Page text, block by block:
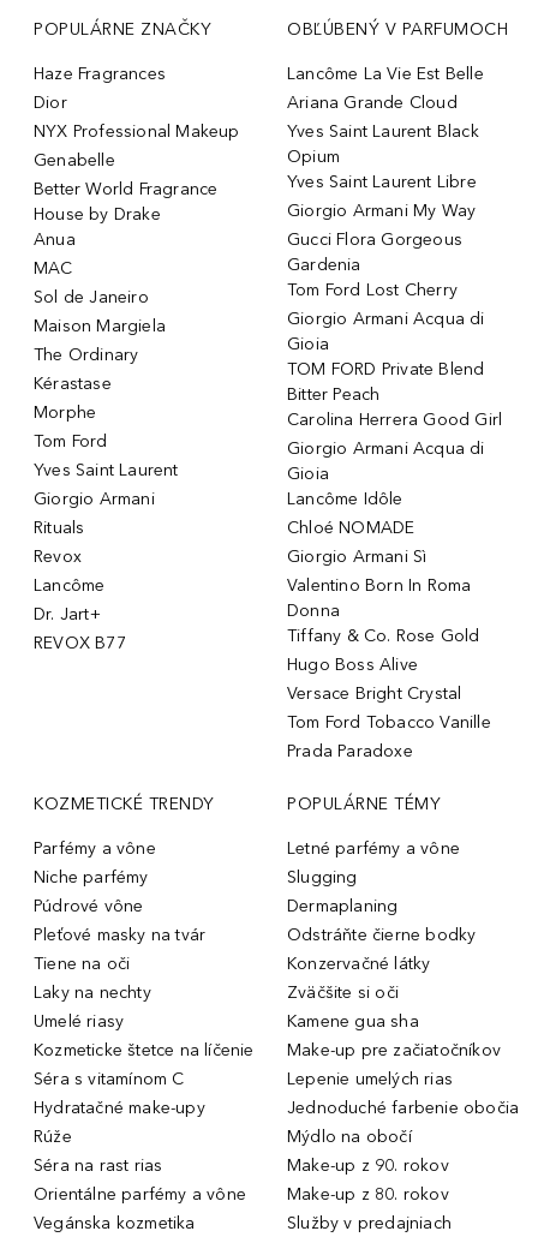
POPULÁRNE ZNAČKY
Haze Fragrances
Dior
NYX Professional Makeup
Genabelle
Better World Fragrance
House by Drake
Anua
MAC
Sol de Janeiro
Maison Margiela
The Ordinary
Kérastase
Morphe
Tom Ford
Yves Saint Laurent
Giorgio Armani
Rituals
Revox
Lancôme
Dr. Jart+
REVOX B77
OBĽÚBENÝ V PARFUMOCH
Lancôme La Vie Est Belle
Ariana Grande Cloud
Yves Saint Laurent Black
Opium
Yves Saint Laurent Libre
Giorgio Armani My Way
Gucci Flora Gorgeous
Gardenia
Tom Ford Lost Cherry
Giorgio Armani Acqua di
Gioia
TOM FORD Private Blend
Bitter Peach
Carolina Herrera Good Girl
Giorgio Armani Acqua di
Gioia
Lancôme Idôle
Chloé NOMADE
Giorgio Armani Sì
Valentino Born In Roma
Donna
Tiffany & Co. Rose Gold
Hugo Boss Alive
Versace Bright Crystal
Tom Ford Tobacco Vanille
Prada Paradoxe
KOZMETICKÉ TRENDY
Parfémy a vône
Niche parfémy
Púdrové vône
Pleťové masky na tvár
Tiene na oči
Laky na nechty
Umelé riasy
Kozmeticke štetce na líčenie
Séra s vitamínom C
Hydratačné make-upy
Rúže
Séra na rast rias
Orientálne parfémy a vône
Vegánska kozmetika
POPULÁRNE TÉMY
Letné parfémy a vône
Slugging
Dermaplaning
Odstráňte čierne bodky
Konzervačné látky
Zväčšite si oči
Kamene gua sha
Make-up pre začiatočníkov
Lepenie umelých rias
Jednoduché farbenie obočia
Mýdlo na obočí
Make-up z 90. rokov
Make-up z 80. rokov
Služby v predajniach